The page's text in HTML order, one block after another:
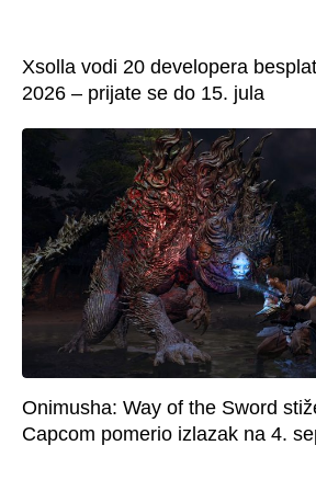
Xsolla vodi 20 developera
2026 – prijate se do 15. jula
Onimusha: Way of the Sword
Capcom pomerio izlazak na 4.